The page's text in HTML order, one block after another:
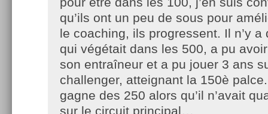
qu’ils ont un peu de sous pour
le coaching, ils progressent. Il n’y a
qui végétait dans les 500, a pu
son entraîneur et a pu jouer 3 ans
challenger, atteignant la 150è
gagne des 250 alors qu’il n’avait
sur le circuit principal…